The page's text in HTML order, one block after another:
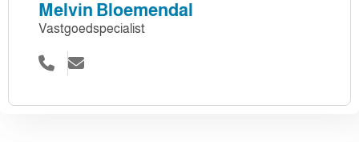
Melvin Bloemendal
Vastgoedspecialist